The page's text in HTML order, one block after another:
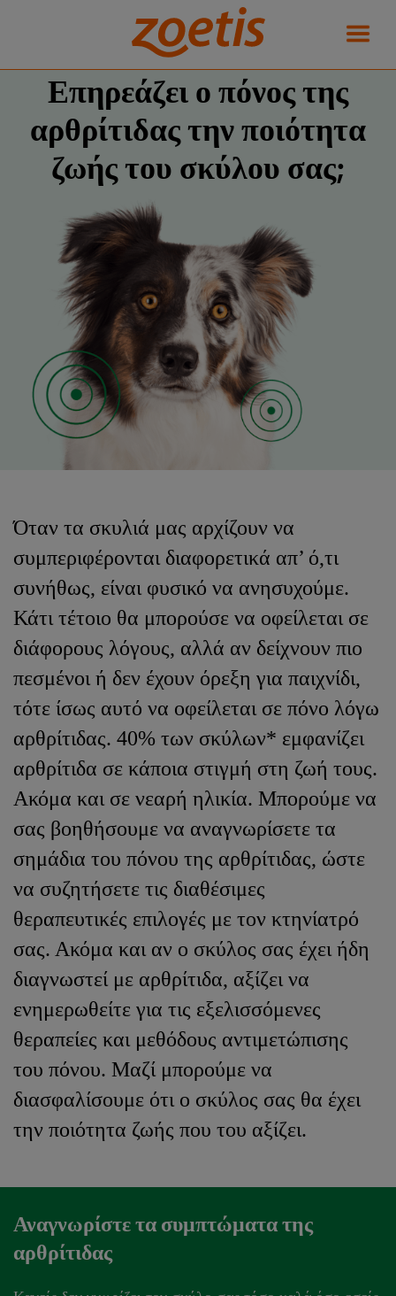
Επηρεάζει ο πόνος της
αρθρίτιδας την ποιότητα
ζωής του σκύλου σας;
Όταν τα σκυλιά μας αρχίζουν να
συμπεριφέρονται διαφορετικά απ’ ό,τι
συνήθως, είναι φυσικό να ανησυχούμε.
Κάτι τέτοιο θα μπορούσε να οφείλεται σε
διάφορους λόγους, αλλά αν δείχνουν πιο
πεσμένοι ή δεν έχουν όρεξη για παιχνίδι,
τότε ίσως αυτό να οφείλεται σε πόνο λόγω
αρθρίτιδας. 40% των σκύλων* εμφανίζει
αρθρίτιδα σε κάποια στιγμή στη ζωή τους.
Ακόμα και σε νεαρή ηλικία. Μπορούμε να
σας βοηθήσουμε να αναγνωρίσετε τα
σημάδια του πόνου της αρθρίτιδας, ώστε
να συζητήσετε τις διαθέσιμες
θεραπευτικές επιλογές με τον κτηνίατρό
σας. Ακόμα και αν ο σκύλος σας έχει ήδη
διαγνωστεί με αρθρίτιδα, αξίζει να
ενημερωθείτε για τις εξελισσόμενες
θεραπείες και μεθόδους αντιμετώπισης
του πόνου. Μαζί μπορούμε να
διασφαλίσουμε ότι ο σκύλος σας θα έχει
την ποιότητα ζωής που του αξίζει.
Αναγνωρίστε τα συμπτώματα της
αρθρίτιδας